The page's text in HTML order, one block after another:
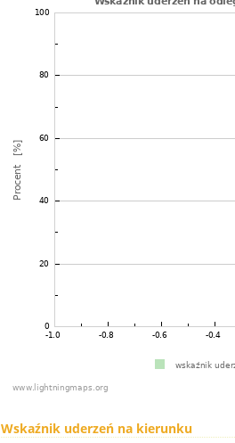
Wskaźnik uderzeń na kierunku